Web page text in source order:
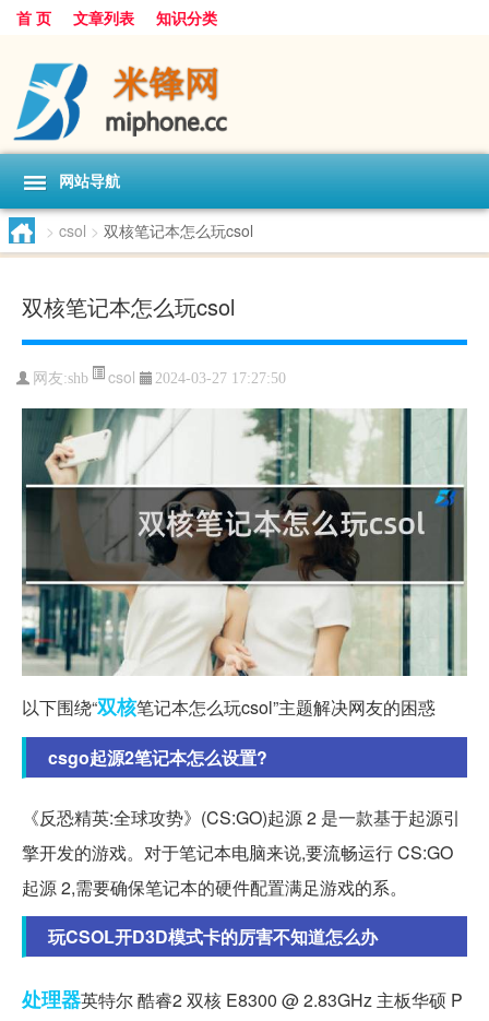
首 页 文章列表 知识分类
网站导航
> csol > 双核笔记本怎么玩csol
双核笔记本怎么玩csol
网友:shb csol 2024-03-27 17:27:50
以下围绕“双核笔记本怎么玩csol”主题解决网友的困惑
csgo起源2笔记本怎么设置?
《反恐精英:全球攻势》(CS:GO)起源 2 是一款基于起源引
擎开发的游戏。对于笔记本电脑来说,要流畅运行 CS:GO
起源 2,需要确保笔记本的硬件配置满足游戏的系。
玩CSOL开D3D模式卡的厉害不知道怎么办
处理器英特尔 酷睿2 双核 E8300 @ 2.83GHz 主板华硕 P